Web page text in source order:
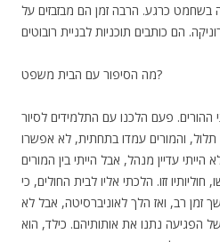
בשחמט כרגע. הרבה זמן הם מבזבזים על
מה הסיפור עם הבית משפט?
ההורים. פעם הלכנו עם התלמידים לסיור
תלול, והמורים עמדו בתחתית, לא אפשרו
עדיין מנהל, אבל הייתי בין המורים
זזו. הלכתי אליו לבית החולים, כי
רב, ואז הלך לאוניברסיטה, אבל לא
הפגיעה נתנו את אותותיהם. כילד, הוא